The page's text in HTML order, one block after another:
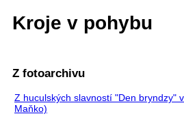
Kroje v pohybu
Z fotoarchivu
Z huculských slavností "Den bryndzy"
Maňko)